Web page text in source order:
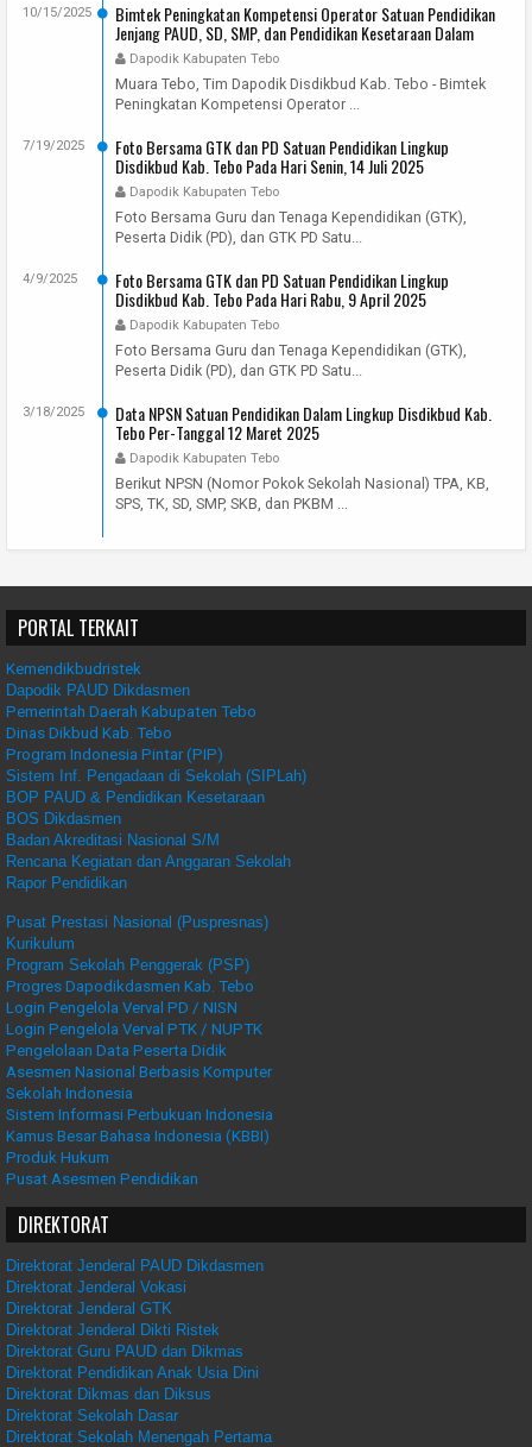
Bimtek Peningkatan Kompetensi Operator Satuan Pendidikan
Jenjang PAUD, SD, SMP, dan Pendidikan Kesetaraan Dalam
Kabupaten Tebo Tahun 2025
Dapodik Kabupaten Tebo
10/15/2025
Muara Tebo, Tim Dapodik Disdikbud Kab. Tebo - Bimtek
Peningkatan Kompetensi Operator ...
Foto Bersama GTK dan PD Satuan Pendidikan Lingkup
Disdikbud Kab. Tebo Pada Hari Senin, 14 Juli 2025
Dapodik Kabupaten Tebo
7/19/2025
Foto Bersama Guru dan Tenaga Kependidikan (GTK),
Peserta Didik (PD), dan GTK PD Satu...
Foto Bersama GTK dan PD Satuan Pendidikan Lingkup
Disdikbud Kab. Tebo Pada Hari Rabu, 9 April 2025
Dapodik Kabupaten Tebo
4/9/2025
Foto Bersama Guru dan Tenaga Kependidikan (GTK),
Peserta Didik (PD), dan GTK PD Satu...
Data NPSN Satuan Pendidikan Dalam Lingkup Disdikbud Kab.
Tebo Per-Tanggal 12 Maret 2025
Dapodik Kabupaten Tebo
3/18/2025
Berikut NPSN (Nomor Pokok Sekolah Nasional) TPA, KB,
SPS, TK, SD, SMP, SKB, dan PKBM ...
PORTAL TERKAIT
Kemendikbudristek
Dapodik PAUD Dikdasmen
Pemerintah Daerah Kabupaten Tebo
Dinas Dikbud Kab. Tebo
Program Indonesia Pintar (PIP)
Sistem Inf. Pengadaan di Sekolah (SIPLah)
BOP PAUD & Pendidikan Kesetaraan
BOS Dikdasmen
Badan Akreditasi Nasional S/M
Rencana Kegiatan dan Anggaran Sekolah
Rapor Pendidikan
Pusat Prestasi Nasional (Puspresnas)
Kurikulum
Program Sekolah Penggerak (PSP)
Progres Dapodikdasmen Kab. Tebo
Login Pengelola Verval PD / NISN
Login Pengelola Verval PTK / NUPTK
Pengelolaan Data Peserta Didik
Asesmen Nasional Berbasis Komputer
Sekolah Indonesia
Sistem Informasi Perbukuan Indonesia
Kamus Besar Bahasa Indonesia (KBBI)
Produk Hukum
Pusat Asesmen Pendidikan
DIREKTORAT
Direktorat Jenderal PAUD Dikdasmen
Direktorat Jenderal Vokasi
Direktorat Jenderal GTK
Direktorat Jenderal Dikti Ristek
Direktorat Guru PAUD dan Dikmas
Direktorat Pendidikan Anak Usia Dini
Direktorat Dikmas dan Diksus
Direktorat Sekolah Dasar
Direktorat Sekolah Menengah Pertama